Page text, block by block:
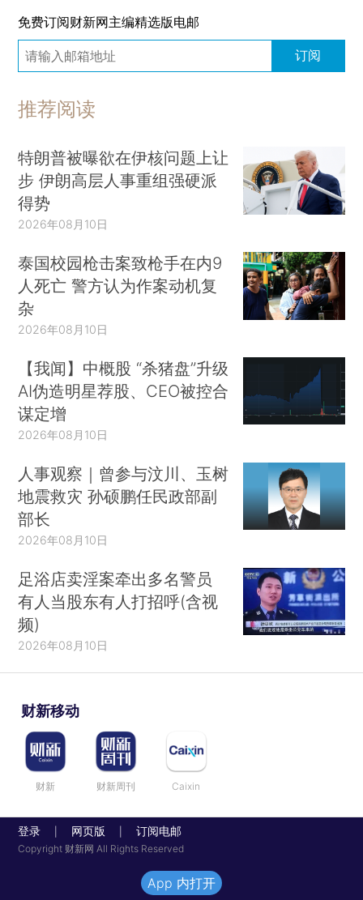
免费订阅财新网主编精选版电邮
订阅
推荐阅读
特朗普被曝欲在伊核问题上让
步 伊朗高层人事重组强硬派
得势
2026年08月10日
泰国校园枪击案致枪手在内9
人死亡 警方认为作案动机复
杂
2026年08月10日
【我闻】中概股 “杀猪盘”升级
AI伪造明星荐股、CEO被控合
谋定增
2026年08月10日
人事观察｜曾参与汶川、玉树
地震救灾 孙硕鹏任民政部副
部长
2026年08月10日
足浴店卖淫案牵出多名警员
有人当股东有人打招呼(含视
频)
2026年08月10日
财新移动
财新 财新周刊 Caixin
登录 网页版 订阅电邮
Copyright 财新网 All Rights Reserved
App 内打开